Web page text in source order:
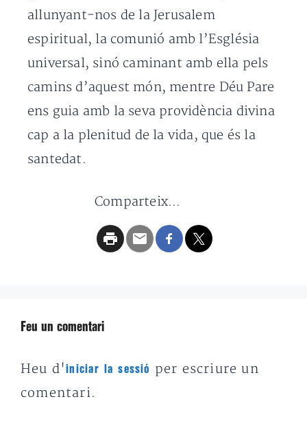
allunyant-nos de la Jerusalem
espiritual, la comunió amb l’Església
universal, sinó caminant amb ella pels
camins d’aquest món, mentre Déu Pare
ens guia amb la seva providència divina
cap a la plenitud de la vida, que és la
santedat.
Comparteix...
Feu un comentari
Heu d'iniciar la sessió
per escriure un
comentari.